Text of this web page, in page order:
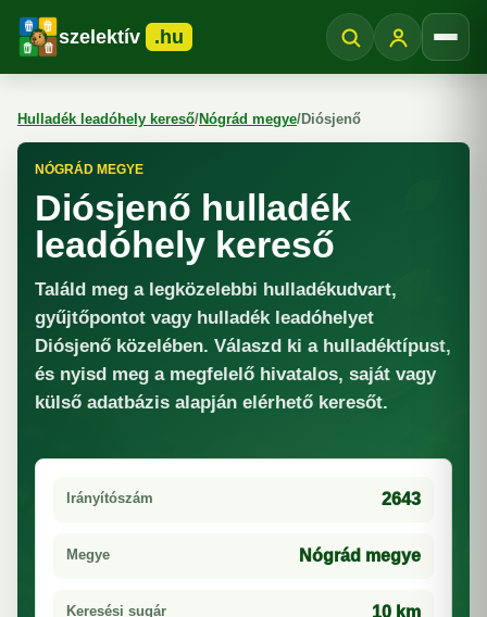
szelektív .hu
Hulladék leadóhely kereső/Nógrád megye/Diósjenő
NÓGRÁD MEGYE
Diósjenő hulladék
leadóhely kereső
Találd meg a legközelebbi hulladékudvart,
gyűjtőpontot vagy hulladék leadóhelyet
Diósjenő közelében. Válaszd ki a hulladéktípust,
és nyisd meg a megfelelő hivatalos, saját vagy
külső adatbázis alapján elérhető keresőt.
Irányítószám 2643
Megye Nógrád megye
Keresési sugár 10 km